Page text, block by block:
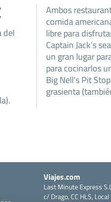
del
Ambos
comida
libre para
Captain Jack’s
un gran lugar
para cocinarlos
Big Nell’s Pit
grasienta
Viajes.com
Last Minute Express
c/ Drago, CC HLS,